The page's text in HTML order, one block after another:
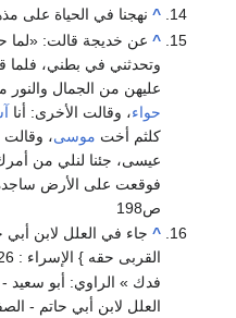
^ نهجنا في الحياة على
^ عن خديجة قالت: «لما
وتحدثني في بطني، فلما
عليهن من الجمال والنور
حواء، وقالت الأخرى: أنا
كلثم أخت موسى، وقالت
عيسى، جئنا لنلي من
فوقعت على الأرض ساجدة
ص198
^ جاء في العلل لابن أبي
القربى حقه } الإسراء : 26 دعا النبي
فدك » الراوي: أبو سعيد - المحدث: أبو زرعة
العلل لابن أبي حاتم - الصفحة أو الرقم: 3/44 .